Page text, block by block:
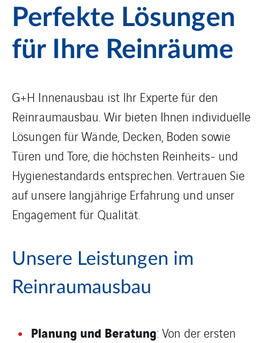
Perfekte Lösungen
für Ihre Reinräume
G+H Innenausbau ist Ihr Experte für den
Reinraumausbau. Wir bieten Ihnen individuelle
Lösungen für Wände, Decken, Boden sowie
Türen und Tore, die höchsten Reinheits- und
Hygienestandards entsprechen. Vertrauen Sie
auf unsere langjährige Erfahrung und unser
Engagement für Qualität.
Unsere Leistungen im
Reinraumausbau
Planung und Beratung: Von der ersten